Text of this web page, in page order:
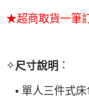
★超商取貨一筆
✧尺寸說明 ：
• 單人三件式